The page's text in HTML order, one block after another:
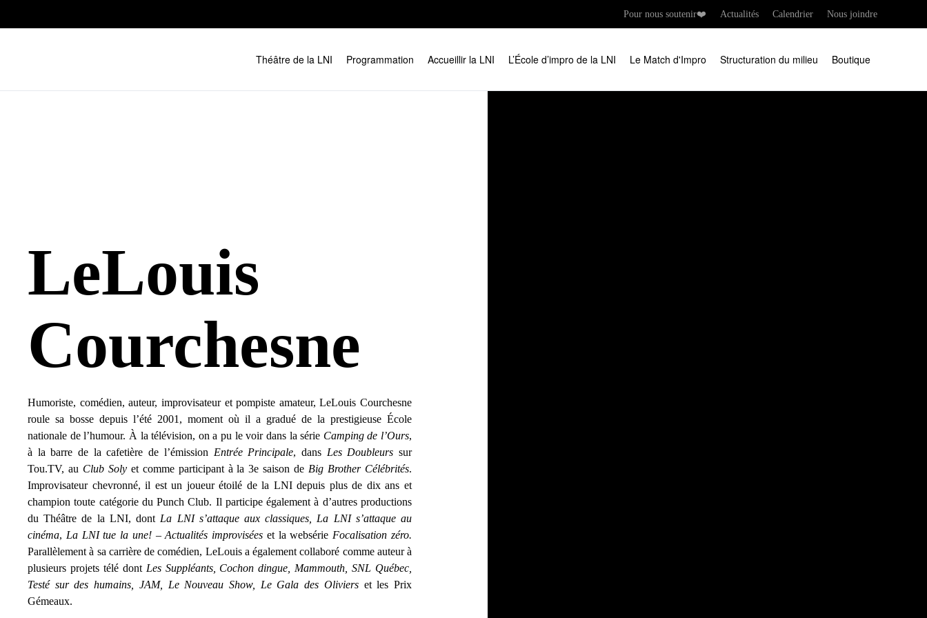
Pour nous soutenir❤️ Actualités Calendrier Nous joindre
Théâtre de la LNI Programmation Accueillir la LNI L’École d’impro de la LNI Le Match d'Impro Structuration du milieu Boutique
LeLouis
Courchesne
Humoriste, comédien, auteur, improvisateur et pompiste amateur, LeLouis Courchesne
roule sa bosse depuis l’été 2001, moment où il a gradué de la prestigieuse École
nationale de l’humour. À la télévision, on a pu le voir dans la série Camping de l’Ours,
à la barre de la cafetière de l’émission Entrée Principale, dans Les Doubleurs sur
Tou.TV, au Club Soly et comme participant à la 3e saison de Big Brother Célébrités.
Improvisateur chevronné, il est un joueur étoilé de la LNI depuis plus de dix ans et
champion toute catégorie du Punch Club. Il participe également à d’autres productions
du Théâtre de la LNI, dont La LNI s’attaque aux classiques, La LNI s’attaque au
cinéma, La LNI tue la une! – Actualités improvisées et la websérie Focalisation zéro.
Parallèlement à sa carrière de comédien, LeLouis a également collaboré comme auteur à
plusieurs projets télé dont Les Suppléants, Cochon dingue, Mammouth, SNL Québec,
Testé sur des humains, JAM, Le Nouveau Show, Le Gala des Oliviers et les Prix
Gémeaux.